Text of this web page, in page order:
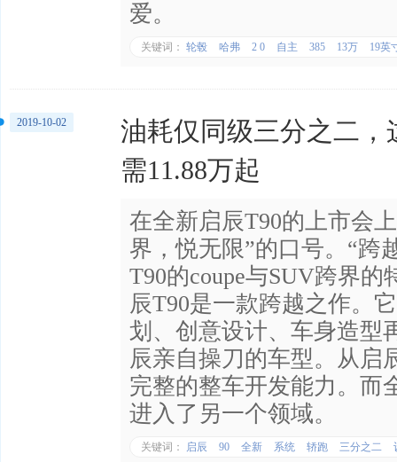
爱。
关键词： 轮毂 哈弗 2 0 自主 385 13万 19英
油耗仅同级三分之二，
需11.88万起
在全新启辰T90的上市会
界，悦无限”的口号。“跨
T90的coupe与SUV跨界
辰T90是一款跨越之作。
划、创意设计、车身造型
辰亲自操刀的车型。从启
完整的整车开发能力。而
进入了另一个领域。
关键词： 启辰 90 全新 系统 轿跑 三分之二
2019-10-02